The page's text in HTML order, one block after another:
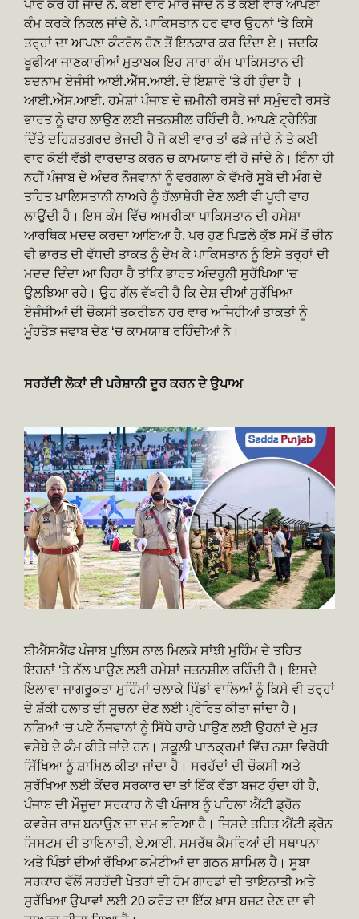
ਪਾਰ ਕਰ ਹੀ ਜਾਂਦੇ ਨੇ. ਕਈ ਵਾਰ ਮਾਰੇ ਜਾਂਦੇ ਨੇ ਤੇ ਕਈ ਵਾਰ ਆਪਣਾ
ਕੰਮ ਕਰਕੇ ਨਿਕਲ ਜਾਂਦੇ ਨੇ. ਪਾਕਿਸਤਾਨ ਹਰ ਵਾਰ ਉਹਨਾਂ ‘ਤੇ ਕਿਸੇ
ਤਰ੍ਹਾਂ ਦਾ ਆਪਣਾ ਕੰਟਰੋਲ ਹੋਣ ਤੋਂ ਇਨਕਾਰ ਕਰ ਦਿੰਦਾ ਏ। ਜਦਕਿ
ਖੂਫੀਆ ਜਾਣਕਾਰੀਆਂ ਮੁਤਾਬਕ ਇਹ ਸਾਰਾ ਕੰਮ ਪਾਕਿਸਤਾਨ ਦੀ
ਬਦਨਾਮ ਏਜੰਸੀ ਆਈ.ਐੱਸ.ਆਈ. ਦੇ ਇਸ਼ਾਰੇ ‘ਤੇ ਹੀ ਹੁੰਦਾ ਹੈ ।
ਆਈ.ਐੱਸ.ਆਈ. ਹਮੇਸ਼ਾਂ ਪੰਜਾਬ ਦੇ ਜ਼ਮੀਨੀ ਰਸਤੇ ਜਾਂ ਸਮੁੰਦਰੀ ਰਸਤੇ
ਭਾਰਤ ਨੂੰ ਢਾਹ ਲਾਉਣ ਲਈ ਜਤਨਸ਼ੀਲ ਰਹਿੰਦੀ ਹੈ. ਆਪਣੇ ਟ੍ਰੇਨਿੰਗ
ਦਿੱਤੇ ਦਹਿਸ਼ਤਗਰਦ ਭੇਜਦੀ ਹੈ ਜੋ ਕਈ ਵਾਰ ਤਾਂ ਫੜੇ ਜਾਂਦੇ ਨੇ ਤੇ ਕਈ
ਵਾਰ ਕੋਈ ਵੱਡੀ ਵਾਰਦਾਤ ਕਰਨ ਚ ਕਾਮਯਾਬ ਵੀ ਹੋ ਜਾਂਦੇ ਨੇ। ਇੰਨਾ ਹੀ
ਨਹੀਂ ਪੰਜਾਬ ਦੇ ਅੰਦਰ ਨੌਜਵਾਨਾਂ ਨੂੰ ਵਰਗਲਾ ਕੇ ਵੱਖਰੇ ਸੂਬੇ ਦੀ ਮੰਗ ਦੇ
ਤਹਿਤ ਖ਼ਾਲਿਸਤਾਨੀ ਨਾਅਰੇ ਨੂੰ ਹੱਲਾਸ਼ੇਰੀ ਦੇਣ ਲਈ ਵੀ ਪੂਰੀ ਵਾਹ
ਲਾਉਂਦੀ ਹੈ। ਇਸ ਕੰਮ ਵਿੱਚ ਅਮਰੀਕਾ ਪਾਕਿਸਤਾਨ ਦੀ ਹਮੇਸ਼ਾ
ਆਰਥਿਕ ਮਦਦ ਕਰਦਾ ਆਇਆ ਹੈ, ਪਰ ਹੁਣ ਪਿਛਲੇ ਕੁੱਝ ਸਮੇਂ ਤੋਂ ਚੀਨ
ਵੀ ਭਾਰਤ ਦੀ ਵੱਧਦੀ ਤਾਕਤ ਨੂੰ ਦੇਖ ਕੇ ਪਾਕਿਸਤਾਨ ਨੂੰ ਇਸੇ ਤਰ੍ਹਾਂ ਦੀ
ਮਦਦ ਦਿੰਦਾ ਆ ਰਿਹਾ ਹੈ ਤਾਂਕਿ ਭਾਰਤ ਅੰਦਰੂਨੀ ਸੁਰੱਖਿਆ ‘ਚ
ਉਲਝਿਆ ਰਹੇ। ਉਹ ਗੱਲ ਵੱਖਰੀ ਹੈ ਕਿ ਦੇਸ਼ ਦੀਆਂ ਸੁਰੱਖਿਆ
ਏਜੰਸੀਆਂ ਦੀ ਚੌਕਸੀ ਤਕਰੀਬਨ ਹਰ ਵਾਰ ਅਜਿਹੀਆਂ ਤਾਕਤਾਂ ਨੂੰ
ਮੂੰਹਤੋੜ ਜਵਾਬ ਦੇਣ ‘ਚ ਕਾਮਯਾਬ ਰਹਿੰਦੀਆਂ ਨੇ।
ਸਰਹੱਦੀ ਲੋਕਾਂ ਦੀ ਪਰੇਸ਼ਾਨੀ ਦੂਰ ਕਰਨ ਦੇ ਉਪਾਅ
ਬੀਐੱਸਐੱਫ ਪੰਜਾਬ ਪੁਲਿਸ ਨਾਲ ਮਿਲਕੇ ਸਾਂਝੀ ਮੁਹਿੰਮ ਦੇ ਤਹਿਤ
ਇਹਨਾਂ ‘ਤੇ ਠੱਲ ਪਾਉਣ ਲਈ ਹਮੇਸ਼ਾਂ ਜਤਨਸ਼ੀਲ ਰਹਿੰਦੀ ਹੈ। ਇਸਦੇ
ਇਲਾਵਾ ਜਾਗਰੂਕਤਾ ਮੁਹਿੰਮਾਂ ਚਲਾਕੇ ਪਿੰਡਾਂ ਵਾਲਿਆਂ ਨੂੰ ਕਿਸੇ ਵੀ ਤਰ੍ਹਾਂ
ਦੇ ਸ਼ੱਕੀ ਹਲਾਤ ਦੀ ਸੂਚਨਾ ਦੇਣ ਲਈ ਪ੍ਰੇਰਿਤ ਕੀਤਾ ਜਾਂਦਾ ਹੈ।
ਨਸ਼ਿਆਂ ‘ਚ ਪਏ ਨੌਜਵਾਨਾਂ ਨੂੰ ਸਿੱਧੇ ਰਾਹੇ ਪਾਉਣ ਲਈ ਉਹਨਾਂ ਦੇ ਮੁੜ
ਵਸੇਬੇ ਦੇ ਕੰਮ ਕੀਤੇ ਜਾਂਦੇ ਹਨ। ਸਕੂਲੀ ਪਾਠਕ੍ਰਮਾਂ ਵਿੱਚ ਨਸ਼ਾ ਵਿਰੋਧੀ
ਸਿੱਖਿਆ ਨੂੰ ਸ਼ਾਮਿਲ ਕੀਤਾ ਜਾਂਦਾ ਹੈ। ਸਰਹੱਦਾਂ ਦੀ ਚੌਕਸੀ ਅਤੇ
ਸੁਰੱਖਿਆ ਲਈ ਕੇਂਦਰ ਸਰਕਾਰ ਦਾ ਤਾਂ ਇੱਕ ਵੱਡਾ ਬਜਟ ਹੁੰਦਾ ਹੀ ਹੈ,
ਪੰਜਾਬ ਦੀ ਮੌਜੂਦਾ ਸਰਕਾਰ ਨੇ ਵੀ ਪੰਜਾਬ ਨੂੰ ਪਹਿਲਾ ਐਂਟੀ ਡ੍ਰੋਨ
ਕਵਰੇਜ ਰਾਜ ਬਨਾਉਣ ਦਾ ਦਮ ਭਰਿਆ ਹੈ। ਜਿਸਦੇ ਤਹਿਤ ਐਂਟੀ ਡ੍ਰੋਨ
ਸਿਸਟਮ ਦੀ ਤਾਇਨਾਤੀ, ਏ.ਆਈ. ਸਮਰੱਥ ਕੈਮਰਿਆਂ ਦੀ ਸਥਾਪਨਾ
ਅਤੇ ਪਿੰਡਾਂ ਦੀਆਂ ਰੱਖਿਆ ਕਮੇਟੀਆਂ ਦਾ ਗਠਨ ਸ਼ਾਮਿਲ ਹੈ। ਸੂਬਾ
ਸਰਕਾਰ ਵੱਲੋਂ ਸਰਹੱਦੀ ਖੇਤਰਾਂ ਦੀ ਹੋਮ ਗਾਰਡਾਂ ਦੀ ਤਾਇਨਾਤੀ ਅਤੇ
ਸੁਰੱਖਿਆ ਉਪਾਵਾਂ ਲਈ 20 ਕਰੋੜ ਦਾ ਇੱਕ ਖ਼ਾਸ ਬਜਟ ਦੇਣ ਦਾ ਵੀ